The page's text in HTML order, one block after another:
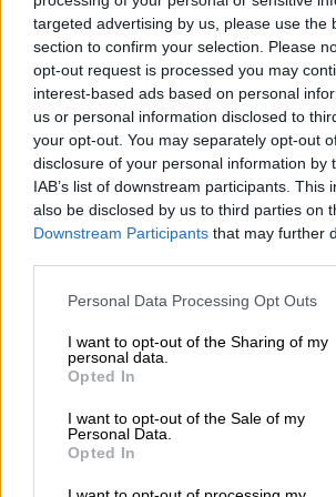
targeted advertising by us, please use the
section to confirm your selection. Please
opt-out request is processed you may
interest-based ads based on personal
us or personal information disclosed to
your opt-out. You may separately opt-out
disclosure of your personal information by
IAB’s list of downstream participants. This
also be disclosed by us to third parties on
Downstream Participants that may further
Personal Data Processing Opt Outs
I want to opt-out of the Sharing of my
personal data.
Opted In
I want to opt-out of the Sale of my
Personal Data.
Opted In
En el
caso del Aeropuerto de
se inició el foco de transmisión al
pandemia y tras su reapertura al
“nueva normalidad”, las medidas
desde un principio han dejado
desear. Por ello, Aguado e Isabel
enfatizado que “Barajas es un
hacen pocos controles”, por ello
Gobierno la aplicación e
José Luis Ábalosha mostrado
que ha señalado que el número
Madrid ha disminuido
Según el vicepresidente de la
Madrid,Ignacio Aguado